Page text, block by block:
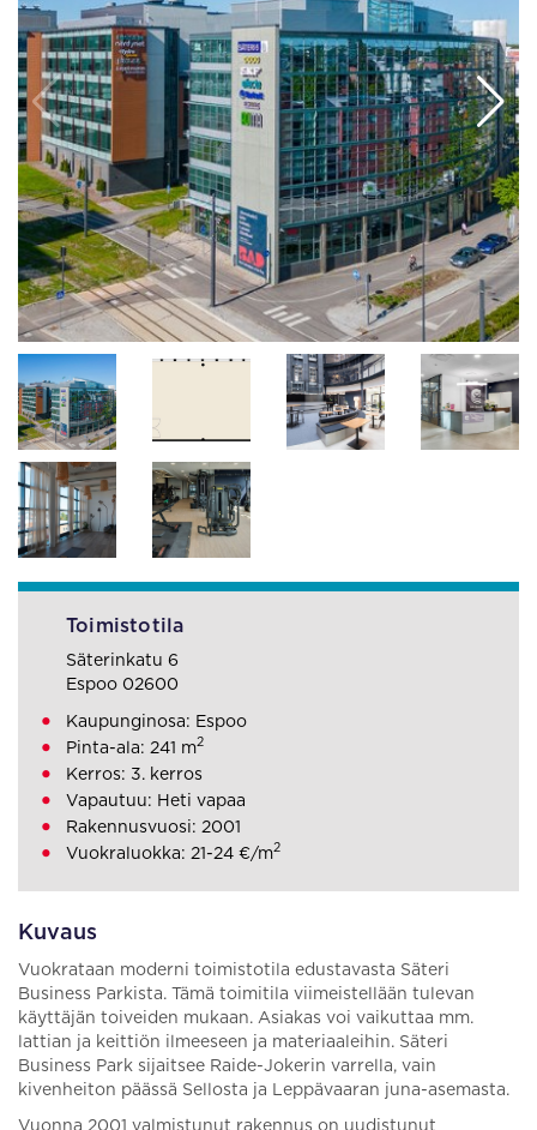
Kuvaus
Vuokrataan moderni toimistotila edustavasta Säteri
Business Parkista. Tämä toimitila viimeistellään tulevan
käyttäjän toiveiden mukaan. Asiakas voi vaikuttaa mm.
lattian ja keittiön ilmeeseen ja materiaaleihin. Säteri
Business Park sijaitsee Raide-Jokerin varrella, vain
kivenheiton päässä Sellosta ja Leppävaaran juna-asemasta.
Vuonna 2001 valmistunut rakennus on uudistunut
Toimistotila
Säterinkatu 6
Espoo 02600
Kaupunginosa: Espoo
Pinta-ala: 241 m2
Kerros: 3. kerros
Vapautuu: Heti vapaa
Rakennusvuosi: 2001
Vuokraluokka: 21-24 €/m2